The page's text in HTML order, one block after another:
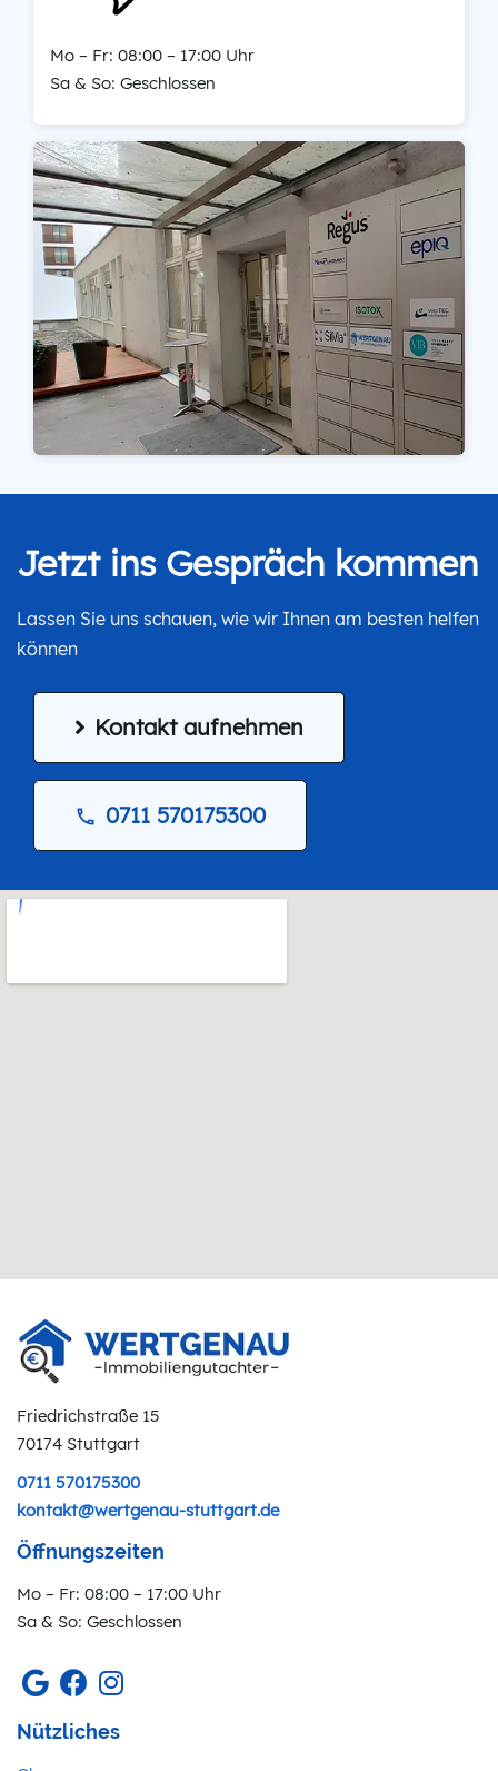
Mo – Fr: 08:00 – 17:00 Uhr
Sa & So: Geschlossen
Jetzt ins Gespräch kommen
Lassen Sie uns schauen, wie wir Ihnen am besten helfen
können
Kontakt aufnehmen
0711 570175300
Friedrichstraße 15
70174 Stuttgart
0711 570175300
kontakt@wertgenau-stuttgart.de
Öffnungszeiten
Mo – Fr: 08:00 – 17:00 Uhr
Sa & So: Geschlossen
Nützliches